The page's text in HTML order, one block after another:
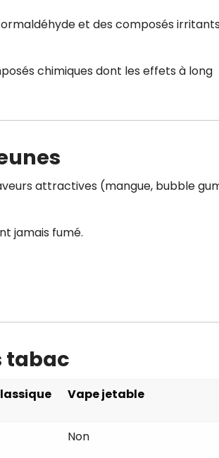
et des composés
chimiques dont les effets à long
attractives (mangue, bubble
jamais fumé.
tabac
Vape jetable
Non